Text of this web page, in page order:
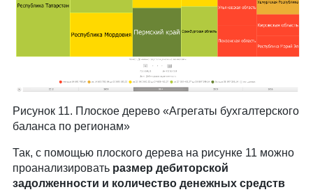
Рисунок 11. Плоское дерево «Агрегаты бухгалтерского
баланса по регионам»
Так, с помощью плоского дерева на рисунке 11 можно
проанализировать размер дебиторской
задолженности и количество денежных средств